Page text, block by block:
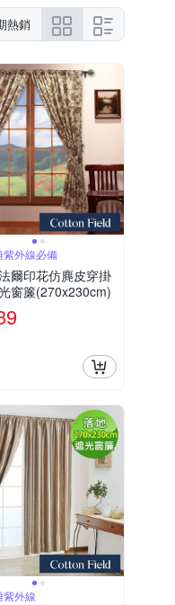
熱銷
紫外線必備
爾印花仿麂皮穿掛
窗簾(270x230cm)
紫外線